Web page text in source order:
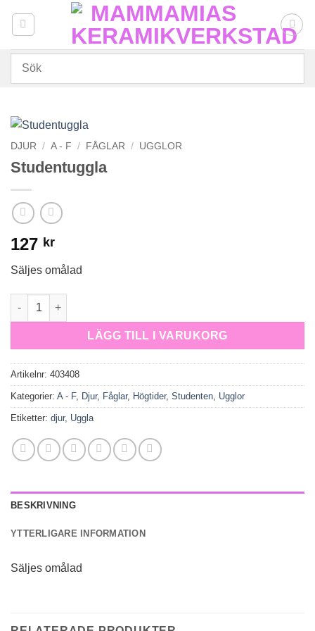
DJUR / A - F / FÅGLAR / UGGLOR
Studentuggla
127 kr
Säljes omålad
Studentuggla mängd
LÄGG TILL I VARUKORG
Artikelnr: 403408
Kategorier: A - F, Djur, Fåglar, Högtider, Studenten, Ugglor
Etiketter: djur, Uggla
BESKRIVNING
YTTERLIGARE INFORMATION
Säljes omålad